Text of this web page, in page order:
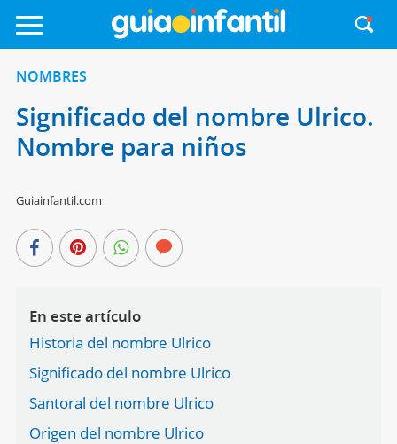
NOMBRES
Significado del nombre Ulrico.
Nombre para niños
Guiainfantil.com
En este artículo
Historia del nombre Ulrico
Significado del nombre Ulrico
Santoral del nombre Ulrico
Origen del nombre Ulrico